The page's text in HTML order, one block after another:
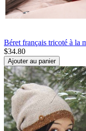
Béret français tricoté à la
$34.80
Ajouter au panier